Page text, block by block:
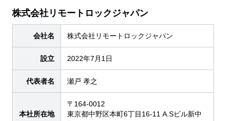
株式会社リモートロックジャパン
会社名 株式会社リモートロックジャパン
設立 2022年7月1日
代表者名 瀬戸 孝之
本社所在地
〒164-0012
東京都中野区本町6丁目16-11 A.Sビル新中